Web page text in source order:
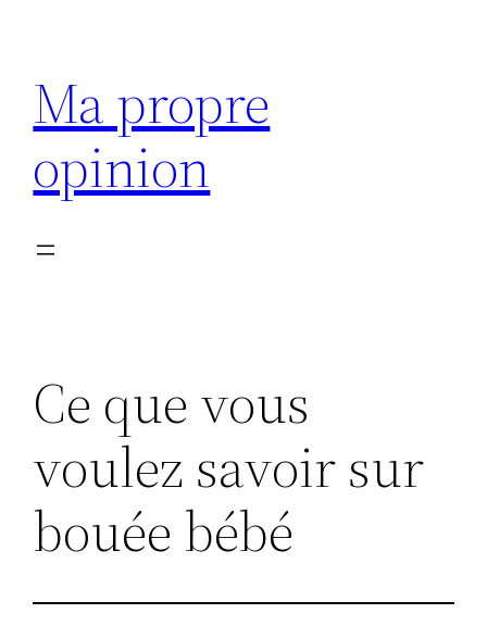
contenu
Ma propre
opinion
Ce que vous
voulez savoir sur
bouée bébé